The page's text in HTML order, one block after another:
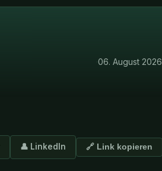
·06. August 2026
👤 LinkedIn 🔗 Link kopieren